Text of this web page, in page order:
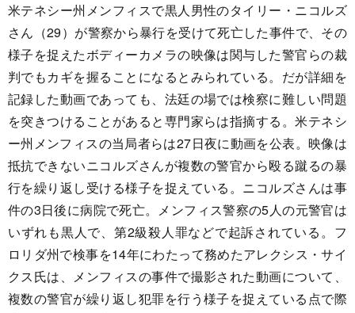
米テネシー州メンフィスで黒人男性のタイリー・ニコルズ
さん（29）が警察から暴行を受けて死亡した事件で、その
様子を捉えたボディーカメラの映像は関与した警官らの裁
判でもカギを握ることになるとみられている。だが詳細を
記録した動画であっても、法廷の場では検察に難しい問題
を突きつけることがあると専門家らは指摘する。米テネシ
ー州メンフィスの当局者らは27日夜に動画を公表。映像は
抵抗できないニコルズさんが複数の警官から殴る蹴るの暴
行を繰り返し受ける様子を捉えている。ニコルズさんは事
件の3日後に病院で死亡。メンフィス警察の5人の元警官は
いずれも黒人で、第2級殺人罪などで起訴されている。フ
ロリダ州で検事を14年にわたって務めたアレクシス・サイ
クス氏は、メンフィスの事件で撮影された動画について、
複数の警官が繰り返し犯罪を行う様子を捉えている点で際